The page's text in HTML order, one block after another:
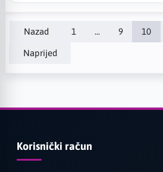
Nazad 1 ... 9 10
Naprijed
Korisnički račun